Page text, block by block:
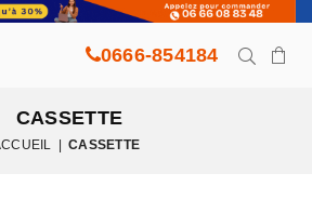
0666-854184
CASSETTE
CASSETTE